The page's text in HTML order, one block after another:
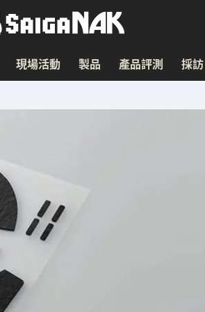
現場活動 製品 產品評測 採訪